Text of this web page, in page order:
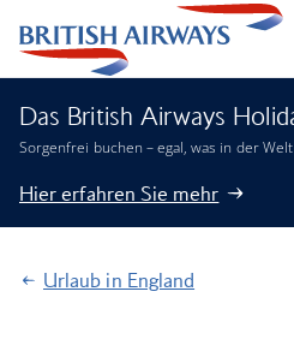
Das British Airways
Sorgenfrei buchen – egal, was in der
Hier erfahren Sie mehr
Urlaub in England